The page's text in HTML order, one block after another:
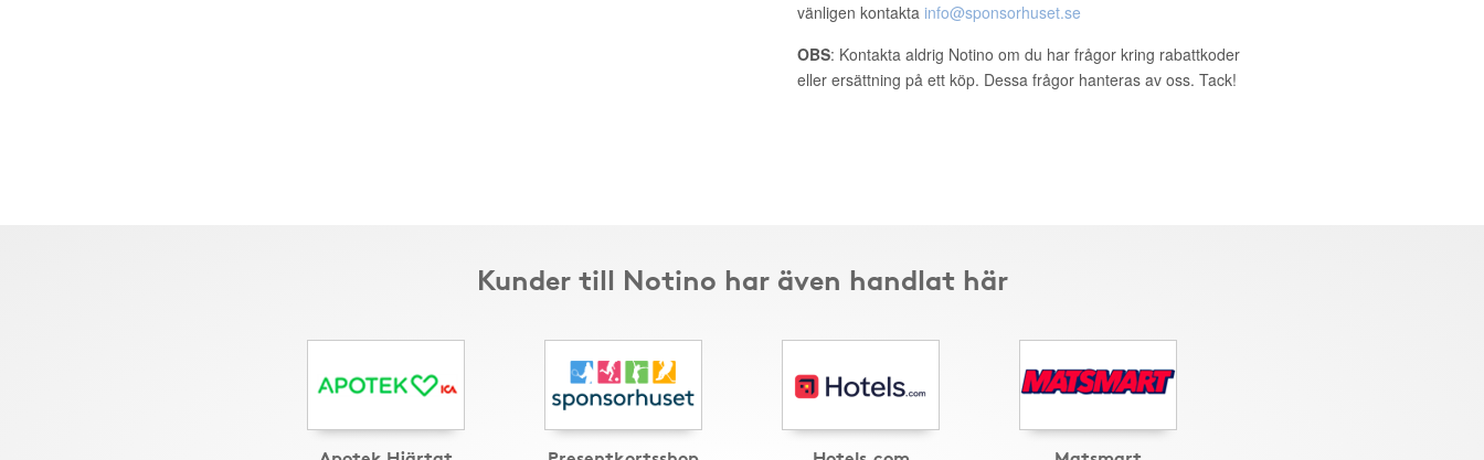
vänligen kontakta info@sponsorhuset.se
OBS: Kontakta aldrig Notino om du har frågor kring rabattkoder
eller ersättning på ett köp. Dessa frågor hanteras av oss. Tack!
Kunder till Notino har även handlat här